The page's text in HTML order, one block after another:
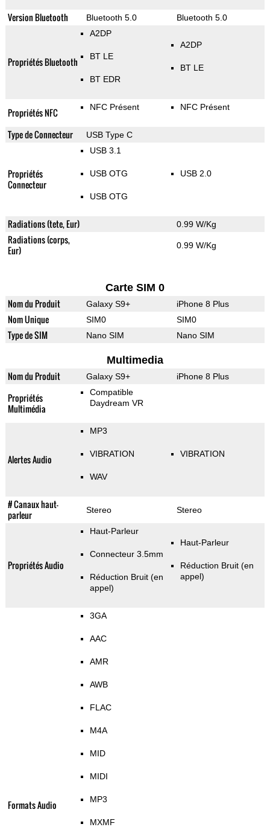
Version Bluetooth Bluetooth 5.0 Bluetooth 5.0
Propriétés Bluetooth
A2DP
BT LE
BT EDR
A2DP
BT LE
Propriétés NFC NFC Présent NFC Présent
Type de Connecteur USB Type C
Propriétés
Connecteur
USB 3.1
USB OTG
USB OTG
USB 2.0
Radiations (tete, Eur) 0.99 W/Kg
Radiations (corps,
Eur)
0.99 W/Kg
Carte SIM 0
Nom du Produit Galaxy S9+ iPhone 8 Plus
Nom Unique SIM0 SIM0
Type de SIM Nano SIM Nano SIM
Multimedia
Nom du Produit Galaxy S9+ iPhone 8 Plus
Propriétés
Multimédia
Compatible
Daydream VR
Alertes Audio
MP3
VIBRATION
WAV
VIBRATION
# Canaux haut-
parleur
Stereo Stereo
Propriétés Audio
Haut-Parleur
Connecteur 3.5mm
Réduction Bruit (en
appel)
Haut-Parleur
Réduction Bruit (en
appel)
Formats Audio
3GA
AAC
AMR
AWB
FLAC
M4A
MID
MIDI
MP3
MXMF